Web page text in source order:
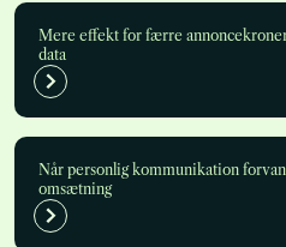
Mere effekt for færre
data
Når personlig kommunikation
omsætning